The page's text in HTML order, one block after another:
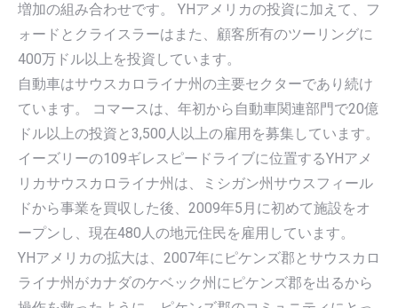
増加の組み合わせです。 YHアメリカの投資に加えて、フ
ォードとクライスラーはまた、顧客所有のツーリングに
400万ドル以上を投資しています。
自動車はサウスカロライナ州の主要セクターであり続け
ています。 コマースは、年初から自動車関連部門で20億
ドル以上の投資と3,500人以上の雇用を募集しています。
イーズリーの109ギレスピードライブに位置するYHアメ
リカサウスカロライナ州は、ミシガン州サウスフィール
ドから事業を買収した後、2009年5月に初めて施設をオ
ープンし、現在480人の地元住民を雇用しています。
YHアメリカの拡大は、2007年にピケンズ郡とサウスカロ
ライナ州がカナダのケベック州にピケンズ郡を出るから